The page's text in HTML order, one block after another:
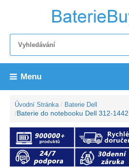
Menu
Úvodní Stránka Baterie Dell
Baterie do notebooku Dell 312-1442